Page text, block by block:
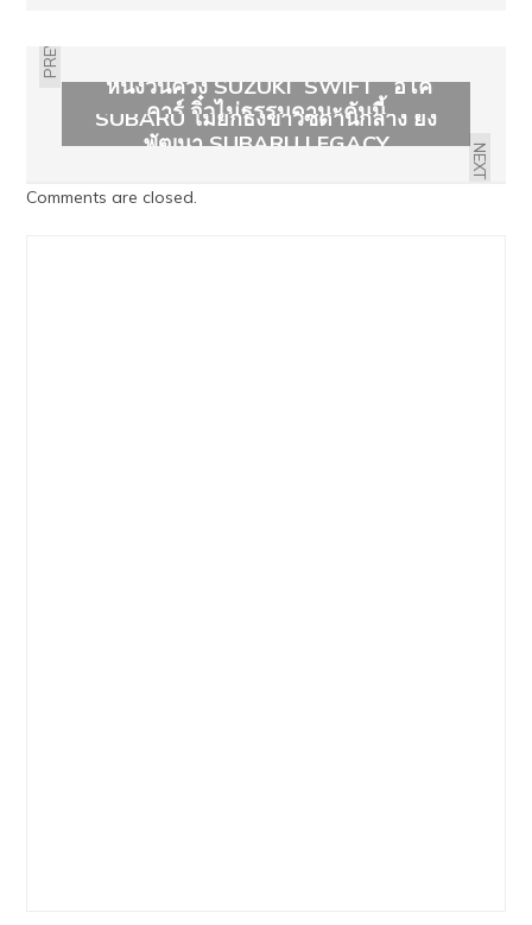
PREVIOUS
หนึ่งวันควง SUZUKI SWIFT อีโค่
คาร์ จิ๋วไม่ธรรมดานะคันนี้
NEXT
SUBARU ไม่ยกธงขาวซีดานกลาง ยัง
พัฒนา SUBARU LEGACY
Comments are closed.